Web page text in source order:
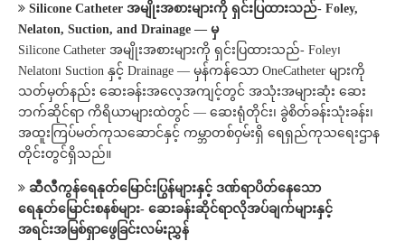
Silicone Catheter အမျိုးအစားများကို ရှင်းပြထားသည်- Foley,
Nelaton, Suction, and Drainage — မှ
Silicone Catheter အမျိုးအစားများကို ရှင်းပြထားသည်- Foley၊
Nelaton၊ Suction နှင့် Drainage — မှန်ကန်သော OneCatheter များကို
သတ်မှတ်နည်း ဆေးခန်းအလေ့အကျင့်တွင် အသုံးအများဆုံး ဆေး
ဘက်ဆိုင်ရာ ကိရိယာများထဲတွင် — ဆေးရုံတိုင်း၊ ခွဲစိတ်ခန်းသုံးခန်း၊
အထူးကြပ်မတ်ကုသဆောင်နှင့် ကမ္ဘာတစ်ဝှမ်းရှိ ရေရှည်ကုသရေးဌာန
တိုင်းတွင်ရှိသည်။
ဆီလီကွန်ရေနုတ်မြောင်းပြွန်များနှင့် ဒဏ်ရာပိတ်နေသော
ရေနုတ်မြောင်းစနစ်များ- ဆေးခန်းဆိုင်ရာလိုအပ်ချက်များနှင့်
အရင်းအမြစ်ရှာဖွေခြင်းလမ်းညွှန်